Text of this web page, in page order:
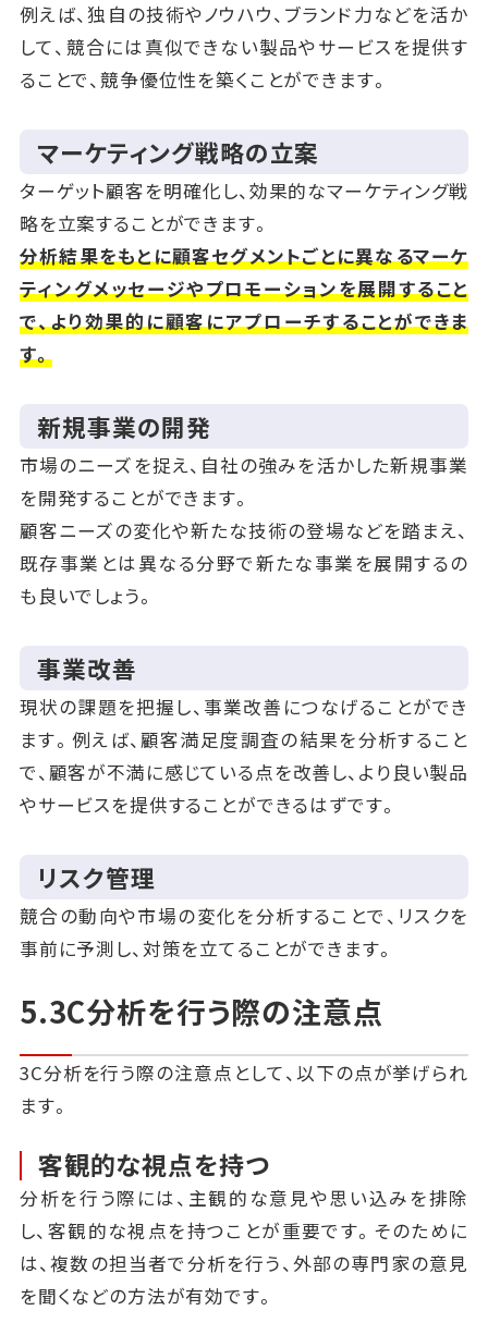
例えば、独自の技術やノウハウ、ブランド力などを活か
して、競合には真似できない製品やサービスを提供す
ることで、競争優位性を築くことができます。
マーケティング戦略の立案
ターゲット顧客を明確化し、効果的なマーケティング戦
略を立案することができます。
分析結果をもとに顧客セグメントごとに異なるマーケ
ティングメッセージやプロモーションを展開すること
で、より効果的に顧客にアプローチすることができま
す。
新規事業の開発
市場のニーズを捉え、自社の強みを活かした新規事業
を開発することができます。
顧客ニーズの変化や新たな技術の登場などを踏まえ、
既存事業とは異なる分野で新たな事業を展開するの
も良いでしょう。
事業改善
現状の課題を把握し、事業改善につなげることができ
ます。例えば、顧客満足度調査の結果を分析すること
で、顧客が不満に感じている点を改善し、より良い製品
やサービスを提供することができるはずです。
リスク管理
競合の動向や市場の変化を分析することで、リスクを
事前に予測し、対策を立てることができます。
5.3C分析を行う際の注意点
3C分析を行う際の注意点として、以下の点が挙げられ
ます。
客観的な視点を持つ
分析を行う際には、主観的な意見や思い込みを排除
し、客観的な視点を持つことが重要です。そのために
は、複数の担当者で分析を行う、外部の専門家の意見
を聞くなどの方法が有効です。